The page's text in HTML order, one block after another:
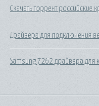
Скачать торрент российские
Драйвера для подключения
Samsung 7262 драйвера для